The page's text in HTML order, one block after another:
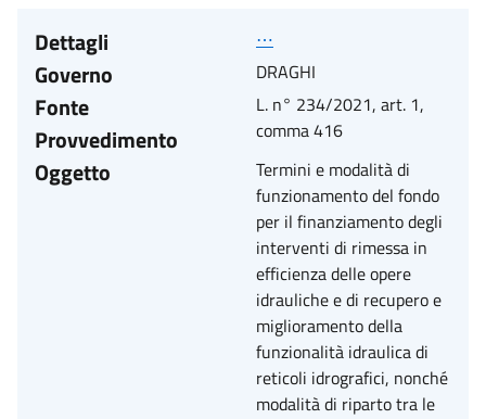
Dettagli
⋯
Governo DRAGHI
Fonte
Provvedimento
L. n° 234/2021, art. 1,
comma 416
Oggetto
Termini e modalità di
funzionamento del fondo
per il finanziamento degli
interventi di rimessa in
efficienza delle opere
idrauliche e di recupero e
miglioramento della
funzionalità idraulica di
reticoli idrografici, nonché
modalità di riparto tra le